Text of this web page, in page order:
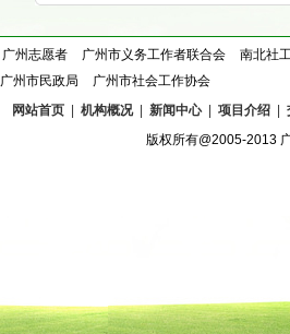
广州志愿者 广州市义务工作者联合会
南北社
广州市民政局
广州市社会工作协会
网站首页 | 机构概况 | 新闻中心 | 项目介绍 |
版权所有@2005-2013